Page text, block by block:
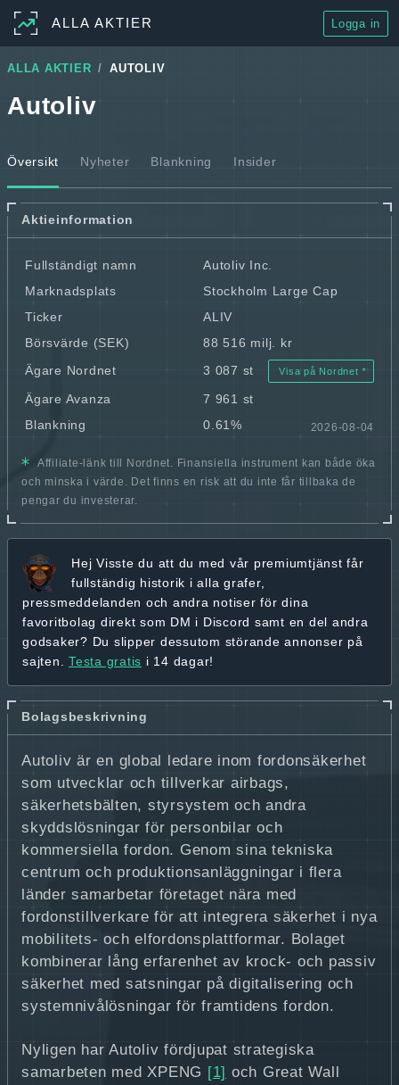
ALLA AKTIER Logga in
ALLA AKTIER AUTOLIV
Autoliv
Översikt Nyheter Blankning Insider
Aktieinformation
Fullständigt namn
Autoliv Inc.
Marknadsplats
Stockholm Large Cap
Ticker
ALIV
Börsvärde (SEK)
88 516 milj. kr
Ägare Nordnet
3 087 st Visa på Nordnet
Ägare Avanza
7 961 st
Blankning
0.61% 2026-08-04
Affiliate-länk till Nordnet. Finansiella instrument kan både öka
och minska i värde. Det finns en risk att du inte får tillbaka de
pengar du investerar.
Hej Visste du att du med vår premiumtjänst får
fullständig historik i alla grafer,
pressmeddelanden och andra notiser för dina
favoritbolag direkt som DM i Discord samt en del andra
godsaker? Du slipper dessutom störande annonser på
sajten. Testa gratis i 14 dagar!
Bolagsbeskrivning
Autoliv är en global ledare inom fordonsäkerhet
som utvecklar och tillverkar airbags,
säkerhetsbälten, styrsystem och andra
skyddslösningar för personbilar och
kommersiella fordon. Genom sina tekniska
centrum och produktionsanläggningar i flera
länder samarbetar företaget nära med
fordonstillverkare för att integrera säkerhet i nya
mobilitets- och elfordonsplattformar. Bolaget
kombinerar lång erfarenhet av krock- och passiv
säkerhet med satsningar på digitalisering och
systemnivålösningar för framtidens fordon.
Nyligen har Autoliv fördjupat strategiska
samarbeten med XPENG [1] och Great Wall